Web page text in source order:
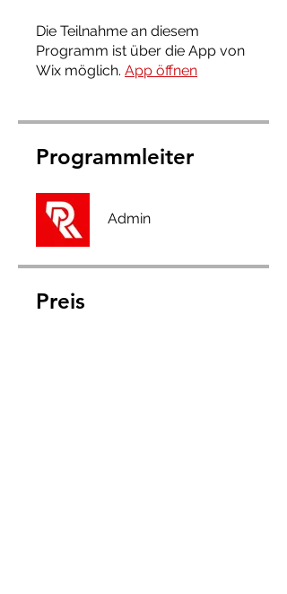
Die Teilnahme an diesem
Programm ist über die App von
Wix möglich. App öffnen
Programmleiter
Admin
Preis